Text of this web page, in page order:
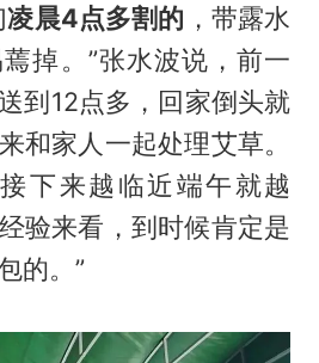
凌晨4点多割的 ，带露水
掉。”张水波说，前一
到12点多，回家倒头就
和家人一起处理艾草。
下来越临近端午就越
验来看，到时候肯定是
的。”